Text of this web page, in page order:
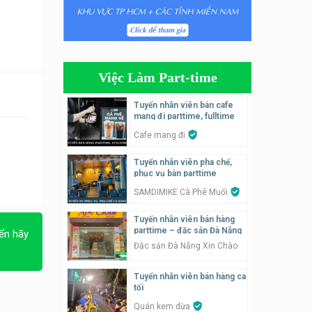
hãy
Tuyển nhân viên phụ quán ăn
– hỗ trợ ăn ở
parttime
GÀ GÔ FASTFOOD
parttime
Tuyển nhân viên pha chế
tiệm trà sữa
TRÀ SỮA THÁI LAN
Tuyển nhân viên tư vấn bán
hàng tiệm bánh ngọt
Tiệm bánh ngọt
Việc Làm Part-time
Tuyển nhân viên bán cafe
mang đi parttime, fulltime
Cafe mang đi
Tuyển nhân viên pha chế,
phục vụ bàn parttime
SAMDIMIKE Cà Phê Muối
Tuyển nhân viên bán hàng
parttime – đặc sản Đà Nẵng
Đặc sản Đà Nẵng Xin Chào
Tuyển nhân viên bán hàng ca
tối
Quán kem dừa